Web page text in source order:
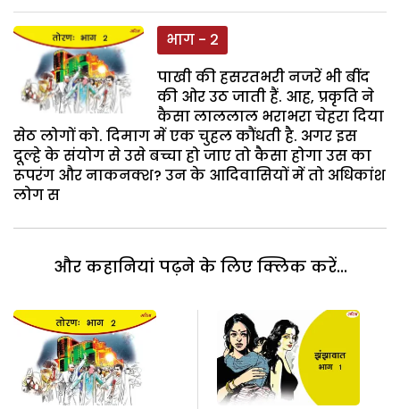
भाग - 2
पाखी की हसरतभरी नजरें भी बींद
की ओर उठ जाती हैं. आह, प्रकृति ने
कैसा लाललाल भराभरा चेहरा दिया
सेठ लोगों को. दिमाग में एक चुहल कौंधती है. अगर इस
दूल्हे के संयोग से उसे बच्चा हो जाए तो कैसा होगा उस का
रूपरंग और नाकनक्श? उन के आदिवासियों में तो अधिकांश
लोग स
और कहानियां पढ़ने के लिए क्लिक करें...